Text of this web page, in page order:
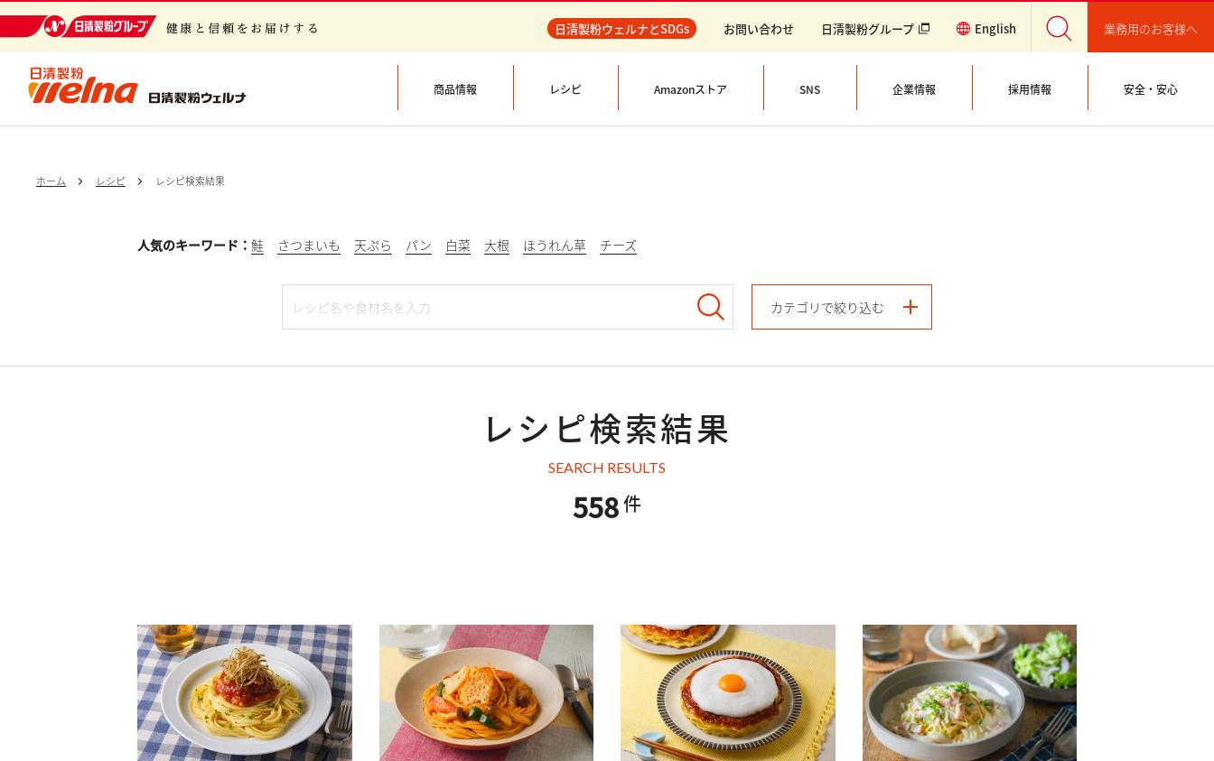
日清製粉ウェルナとSDGs お問い合わせ 日清製粉グループ English 業務用のお客様へ
商品情報 レシピ Amazonストア SNS 企業情報 採用情報 安全・安心
ホーム レシピ レシピ検索結果
人気のキーワード： 鮭 さつまいも 天ぷら パン 白菜 大根 ほうれん草 チーズ
カテゴリで絞り込む
レシピ検索結果
SEARCH RESULTS
558件